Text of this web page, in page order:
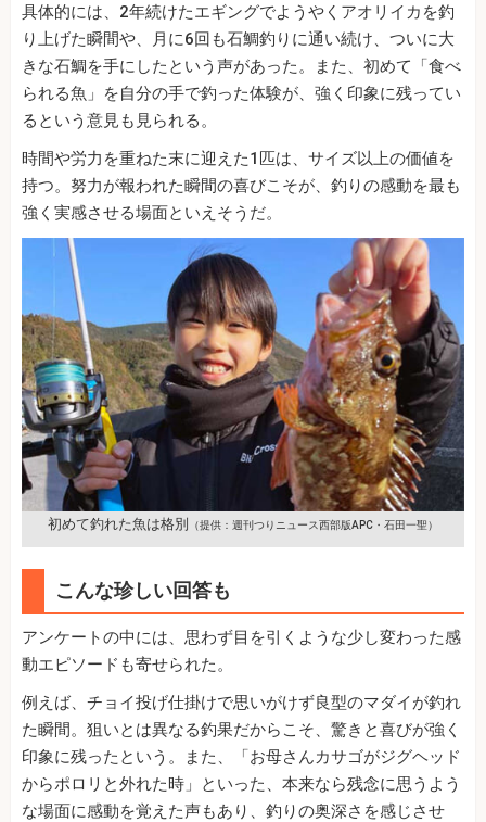
具体的には、2年続けたエギングでようやくアオリイカを釣
り上げた瞬間や、月に6回も石鯛釣りに通い続け、ついに大
きな石鯛を手にしたという声があった。また、初めて「食べ
られる魚」を自分の手で釣った体験が、強く印象に残ってい
るという意見も見られる。
時間や労力を重ねた末に迎えた1匹は、サイズ以上の価値を
持つ。努力が報われた瞬間の喜びこそが、釣りの感動を最も
強く実感させる場面といえそうだ。
初めて釣れた魚は格別 （提供：週刊つりニュース西部版APC・石田一聖）
こんな珍しい回答も
アンケートの中には、思わず目を引くような少し変わった感
動エピソードも寄せられた。
例えば、チョイ投げ仕掛けで思いがけず良型のマダイが釣れ
た瞬間。狙いとは異なる釣果だからこそ、驚きと喜びが強く
印象に残ったという。また、「お母さんカサゴがジグヘッド
からポロリと外れた時」といった、本来なら残念に思うよう
な場面に感動を覚えた声もあり、釣りの奥深さを感じさせ